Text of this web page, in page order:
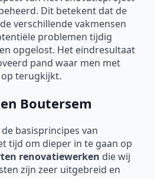
Dit betekent dat de
verschillende vakmensen
problemen tijdig
opgelost. Het eindresultaat
pand waar men met
terugkijkt.
Boutersem
basisprincipes van
tijd om dieper in te gaan op
renovatiewerken die wij
zijn zeer uitgebreid en